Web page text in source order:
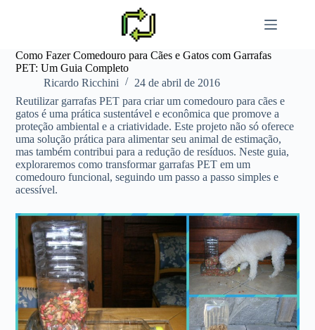
Como Fazer Comedouro para Cães e Gatos com Garrafas
PET: Um Guia Completo
Ricardo Ricchini
24 de abril de 2016
Reutilizar garrafas PET para criar um comedouro para cães e
gatos é uma prática sustentável e econômica que promove a
proteção ambiental e a criatividade. Este projeto não só oferece
uma solução prática para alimentar seu animal de estimação,
mas também contribui para a redução de resíduos. Neste guia,
exploraremos como transformar garrafas PET em um
comedouro funcional, seguindo um passo a passo simples e
acessível.